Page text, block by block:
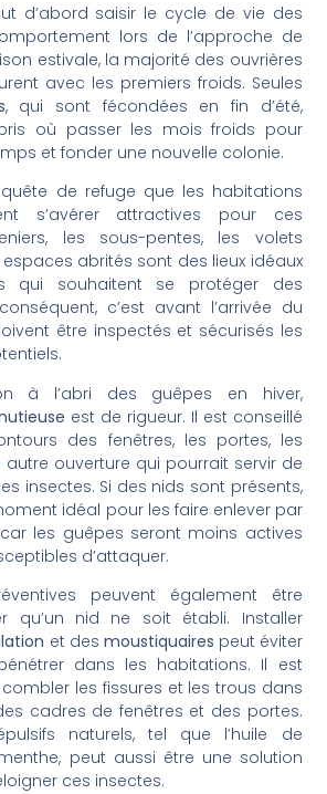
d’abord saisir le cycle de vie des
lors de l’approche de
estivale, la majorité des ouvrières
avec les premiers froids. Seules
, qui sont fécondées en fin d’été,
où passer les mois froids pour
et fonder une nouvelle colonie.
de refuge que les habitations
s’avérer attractives pour ces
les sous-pentes, les volets
abrités sont des lieux idéaux
qui souhaitent se protéger des
c’est avant l’arrivée du
être inspectés et sécurisés les
à l’abri des guêpes en hiver,
est de rigueur. Il est conseillé
des fenêtres, les portes, les
ouverture qui pourrait servir de
insectes. Si des nids sont présents,
idéal pour les faire enlever par
les guêpes seront moins actives
d’attaquer.
peuvent également être
qu’un nid ne soit établi. Installer
et des moustiquaires peut éviter
dans les habitations. Il est
les fissures et les trous dans
cadres de fenêtres et des portes.
naturels, tel que l’huile de
peut aussi être une solution
ces insectes.